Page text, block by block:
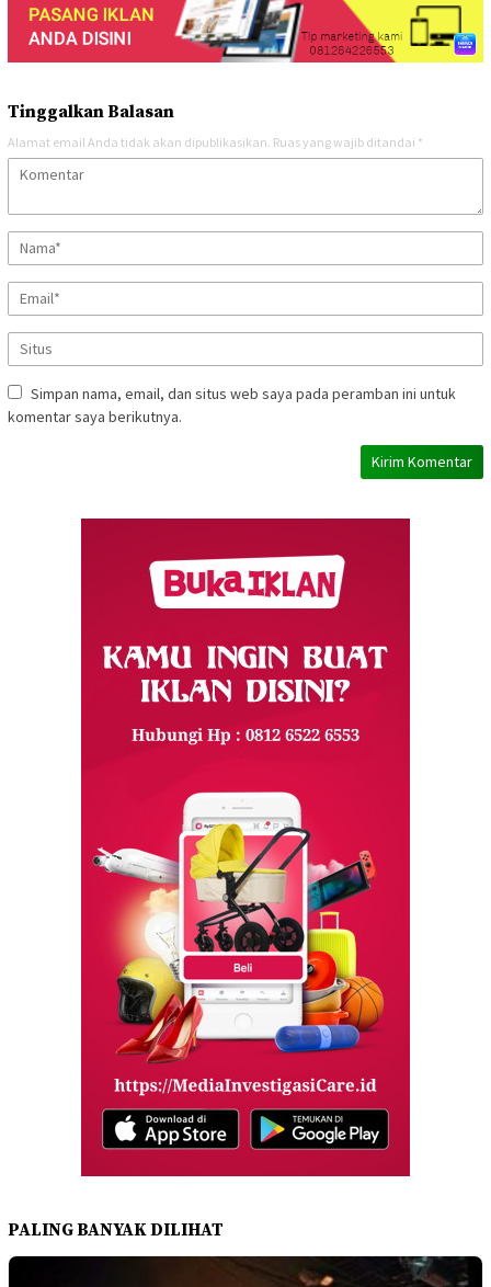
Tinggalkan Balasan
Alamat email Anda tidak akan dipublikasikan. Ruas yang wajib ditandai *
Simpan nama, email, dan situs web saya pada peramban ini untuk
komentar saya berikutnya.
PALING BANYAK DILIHAT